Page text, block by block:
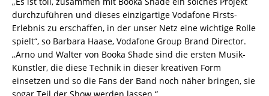
durchzuführen und dieses einzigartige Vodafone Firsts-
Erlebnis zu erschaffen, in der unser Netz eine wichtige Rolle
spielt“, so Barbara Haase, Vodafone Group Brand Director.
„Arno und Walter von Booka Shade sind die ersten Musik-
Künstler, die diese Technik in dieser kreativen Form
einsetzen und so die Fans der Band noch näher bringen, sie